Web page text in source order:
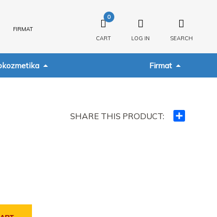
FIRMAT
CART
0
LOG IN SEARCH
Firmat
SHARE THIS PRODUCT: